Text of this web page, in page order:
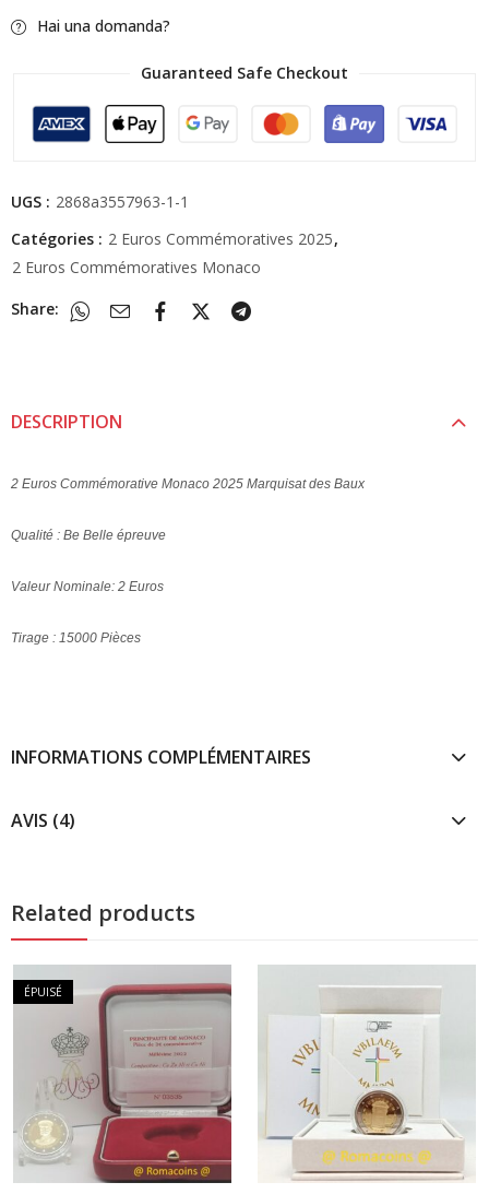
Hai una domanda?
Guaranteed Safe Checkout
UGS : 2868a3557963-1-1
Catégories : 2 Euros Commémoratives 2025,
2 Euros Commémoratives Monaco
Share:
DESCRIPTION
2 Euros Commémorative Monaco 2025 Marquisat des Baux
Qualité : Be Belle épreuve
Valeur Nominale: 2 Euros
Tirage : 15000 Pièces
INFORMATIONS COMPLÉMENTAIRES
AVIS (4)
Related products
ÉPUISÉ